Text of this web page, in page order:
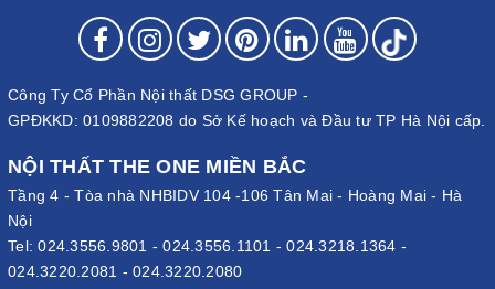
Công Ty Cổ Phần Nội thất DSG GROUP -
GPĐKKD: 0109882208 do Sở Kế hoạch và Đầu tư TP Hà Nội cấp.
NỘI THẤT THE ONE MIỀN BẮC
Tầng 4 - Tòa nhà NHBIDV 104 -106 Tân Mai - Hoàng Mai - Hà
Nội
Tel:024.3556.9801 -024.3556.1101 -024.3218.1364 -
024.3220.2081 - 024.3220.2080